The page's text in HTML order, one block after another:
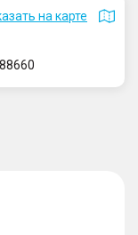
на карте